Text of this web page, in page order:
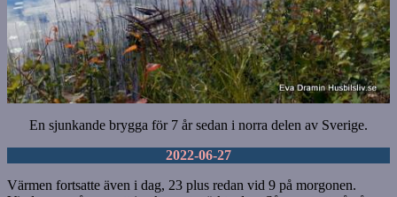
En sjunkande brygga för 7 år sedan i norra delen av Sverige.
2022-06-27
Värmen fortsatte även i dag, 23 plus redan vid 9 på morgonen.